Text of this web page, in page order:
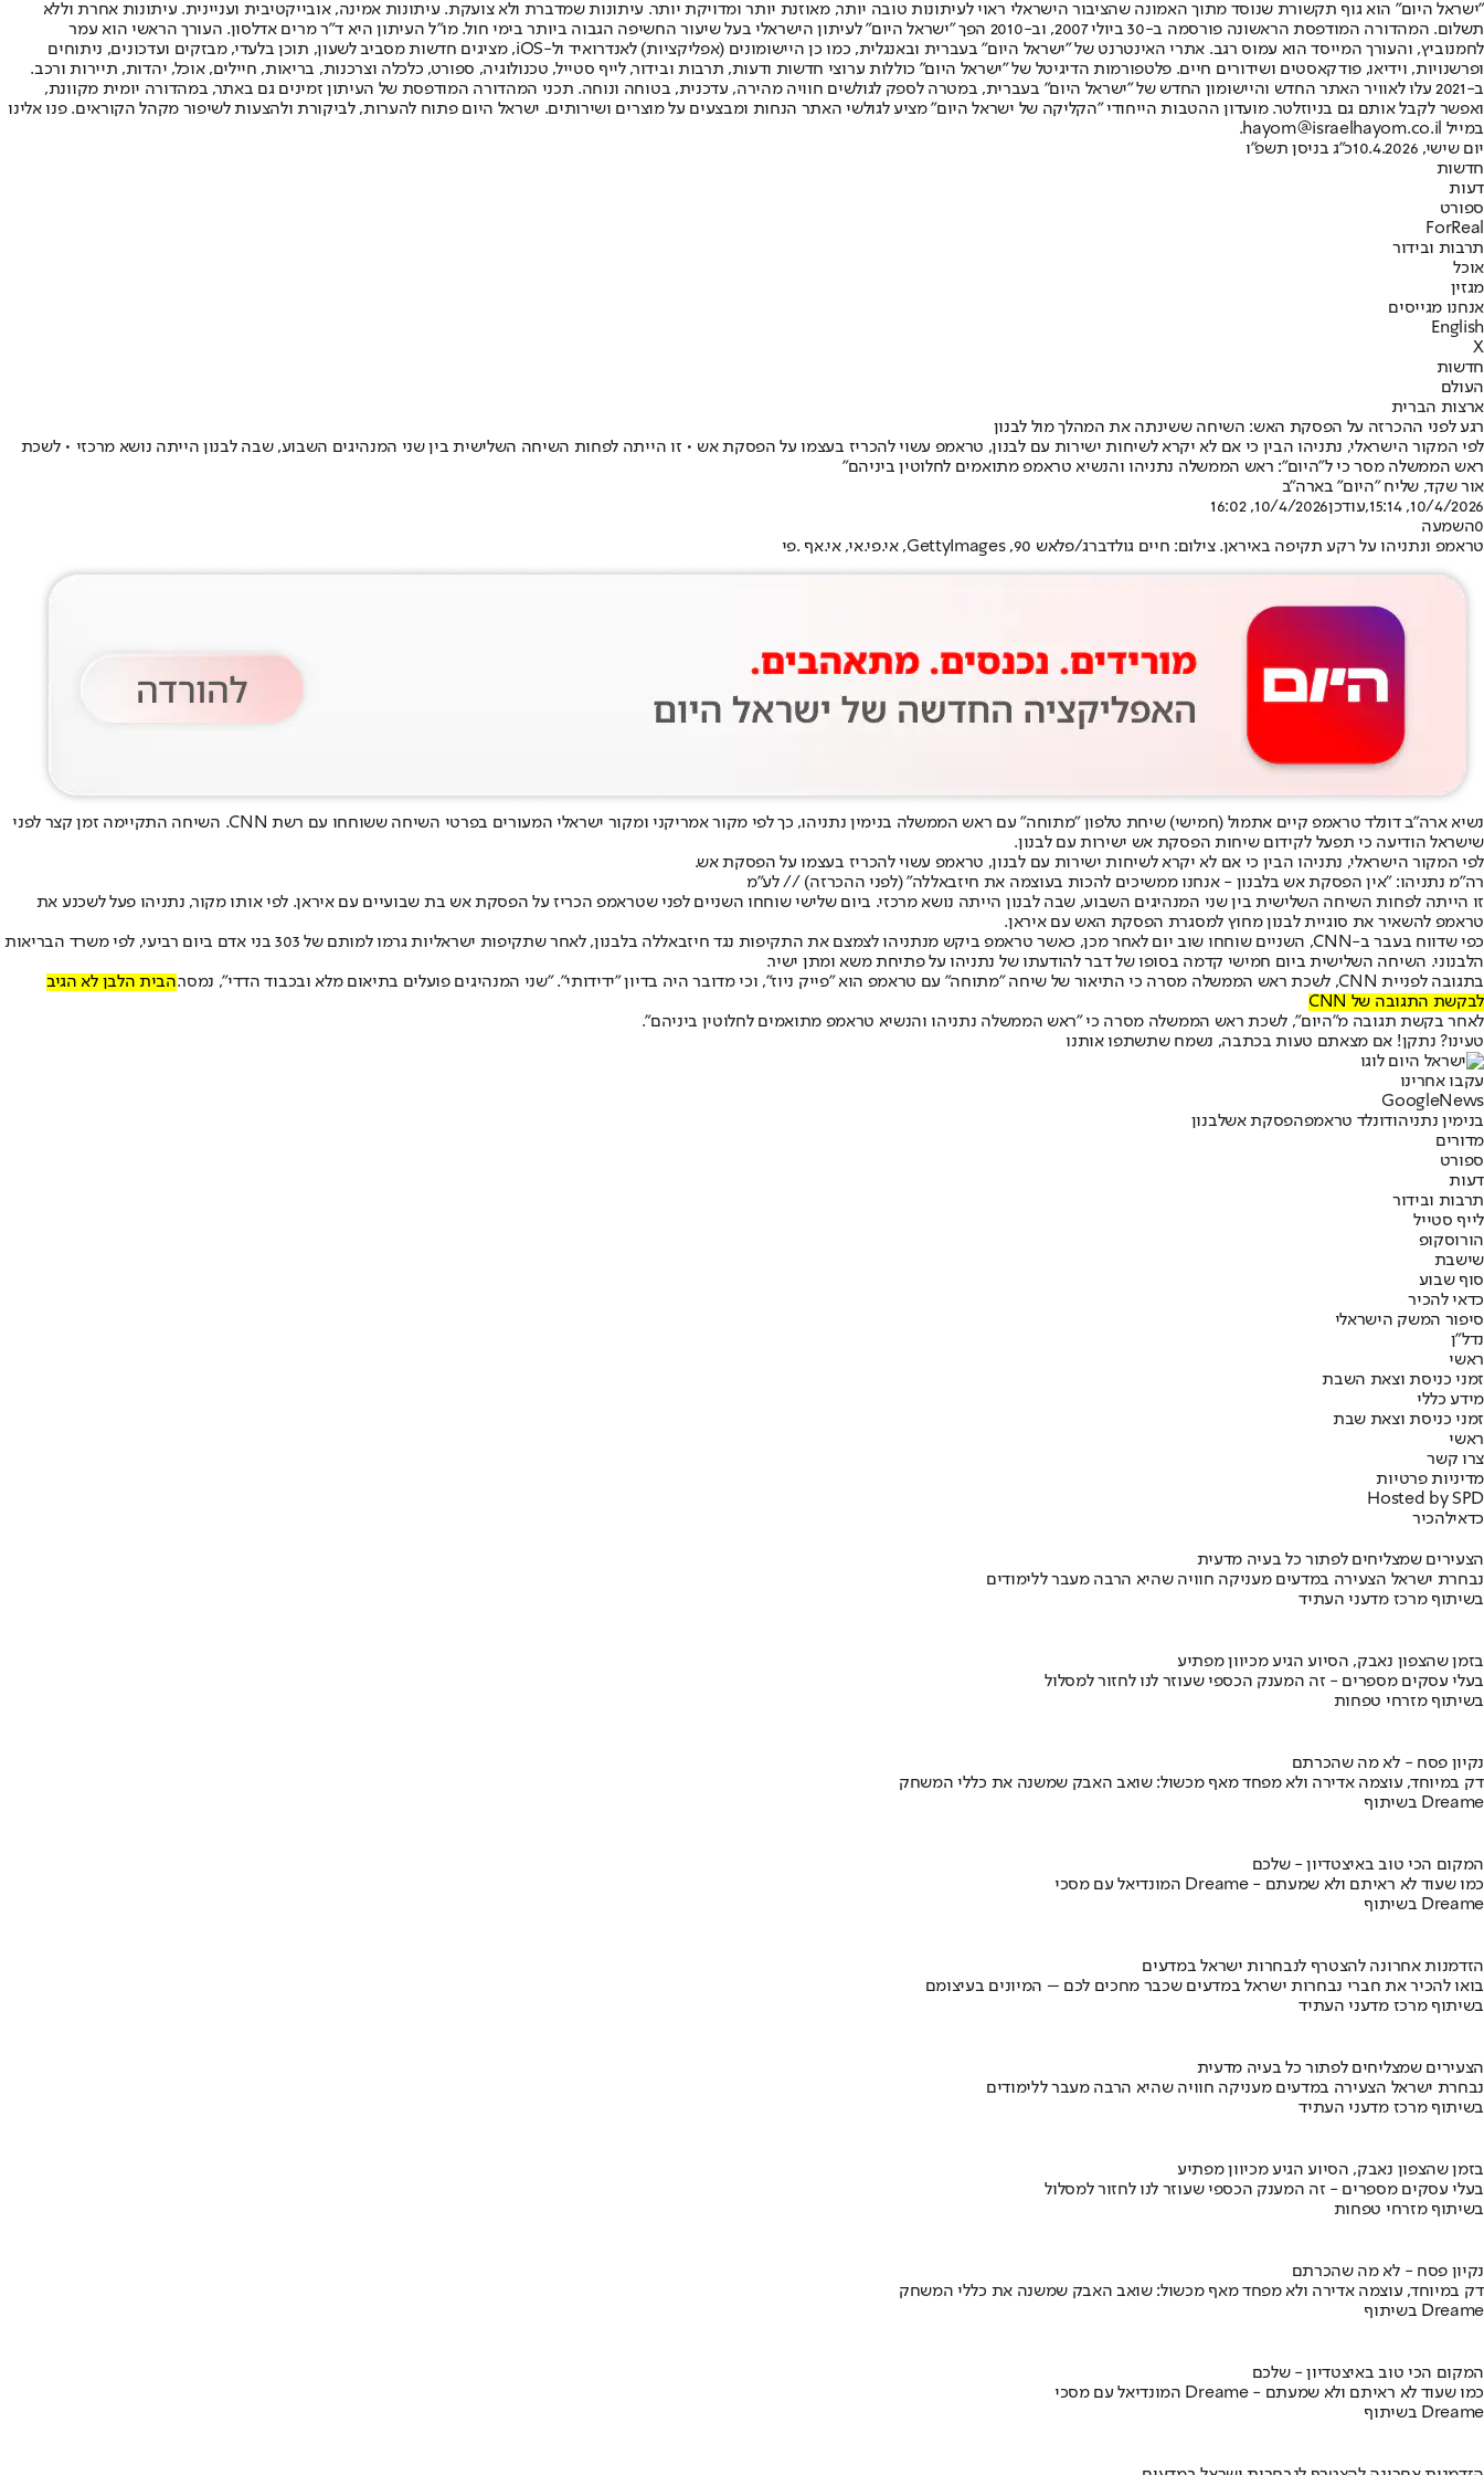
"ישראל היום" הוא גוף תקשורת שנוסד מתוך האמונה שהציבור הישראלי ראוי לעיתונות טובה יותר, מאוזנת יותר ומדויקת יותר. עיתונות שמדברת ולא צועקת. עיתונות אמינה, אובייקטיבית ועניינית. עיתונות אחרת וללא
תשלום. המהדורה המודפסת הראשונה פורסמה ב-30 ביולי 2007, וב-2010 הפך "ישראל היום" לעיתון הישראלי בעל שיעור החשיפה הגבוה ביותר בימי חול. מו"ל העיתון היא ד"ר מרים אדלסון. העורך הראשי הוא עמר
לחמנוביץ, והעורך המייסד הוא עמוס רגב. אתרי האינטרנט של "ישראל היום" בעברית ובאנגלית, כמו כן היישומונים (אפליקציות) לאנדרואיד ול-iOS, מציגים חדשות מסביב לשעון, תוכן בלעדי, מבזקים ועדכונים, ניתוחים
ופרשנויות, וידיאו, פודקאסטים ושידורים חיים. פלטפורמות הדיגיטל של "ישראל היום" כוללות ערוצי חדשות ודעות, תרבות ובידור, לייף סטייל, טכנולוגיה, ספורט, כלכלה וצרכנות, בריאות, חיילים, אוכל, יהדות, תיירות ורכב.
ב-2021 עלו לאוויר האתר החדש והיישומון החדש של "ישראל היום" בעברית, במטרה לספק לגולשים חוויה מהירה, עדכנית, בטוחה ונוחה. תכני המהדורה המודפסת של העיתון זמינים גם באתר, במהדורה יומית מקוונת,
ואפשר לקבל אותם גם בניוזלטר. מועדון ההטבות הייחודי "הקליקה של ישראל היום" מציע לגולשי האתר הנחות ומבצעים על מוצרים ושירותים. ישראל היום פתוח להערות, לביקורת ולהצעות לשיפור מקהל הקוראים. פנו אלינו
במייל hayom@israelhayom.co.il.
יום שישי, 10.4.2026
כ"ג בניסן תשפ"ו
חדשות
דעות
ספורט
ForReal
תרבות ובידור
אוכל
מגזין
אנחנו מגייסים
English
X
חדשות
העולם
ארצות הברית
רגע לפני ההכרזה על הפסקת האש: השיחה ששינתה את המהלך מול לבנון
לפי המקור הישראלי, נתניהו הבין כי אם לא יקרא לשיחות ישירות עם לבנון, טראמפ עשוי להכריז בעצמו על הפסקת אש • זו הייתה לפחות השיחה השלישית בין שני המנהיגים השבוע, שבה לבנון הייתה נושא מרכזי • לשכת
ראש הממשלה מסר כי ל"היום": ראש הממשלה נתניהו והנשיא טראמפ מתואמים לחלוטין ביניהם״
אור שקד, שליח "היום" בארה"ב
10/4/2026, 15:14
,עודכן10/4/2026, 16:02
0השמעה
טראמפ ונתניהו על רקע תקיפה באיראן. צילום: חיים גולדברג/פלאש 90, GettyImages, אי.פי.אי, אי.אף .פי
נשיא ארה”ב דונלד טראמפ קיים אתמול (חמישי) שיחת טלפון "מתוחה" עם ראש הממשלה בנימין נתניהו, כך לפי מקור אמריקני ומקור ישראלי המעורים בפרטי השיחה ששוחחו עם רשת CNN. השיחה התקיימה זמן קצר לפני
שישראל הודיעה כי תפעל לקידום שיחות הפסקת אש ישירות עם לבנון.
לפי המקור הישראלי, נתניהו הבין כי אם לא יקרא לשיחות ישירות עם לבנון, טראמפ עשוי להכריז בעצמו על הפסקת אש.
רה"מ נתניהו: "אין הפסקת אש בלבנון - אנחנו ממשיכים להכות בעוצמה את חיזבאללה" (לפני ההכרזה) // לע"מ
זו הייתה לפחות השיחה השלישית בין שני המנהיגים השבוע, שבה לבנון הייתה נושא מרכזי. ביום שלישי שוחחו השניים לפני שטראמפ הכריז על הפסקת אש בת שבועיים עם איראן. לפי אותו מקור, נתניהו פעל לשכנע את
טראמפ להשאיר את סוגיית לבנון מחוץ למסגרת הפסקת האש עם איראן.
כפי שדווח בעבר ב-CNN, השניים שוחחו שוב יום לאחר מכן, כאשר טראמפ ביקש מנתניהו לצמצם את התקיפות נגד חיזבאללה בלבנון, לאחר שתקיפות ישראליות גרמו למותם של 303 בני אדם ביום רביעי, לפי משרד הבריאות
הלבנוני. השיחה השלישית ביום חמישי קדמה בסופו של דבר להודעתו של נתניהו על פתיחת משא ומתן ישיר.
בתגובה לפניית CNN, לשכת ראש הממשלה מסרה כי התיאור של שיחה "מתוחה" עם טראמפ הוא "פייק ניוז", וכי מדובר היה בדיון "ידידותי". "שני המנהיגים פועלים בתיאום מלא ובכבוד הדדי", נמסר.
הבית הלבן לא הגיב
לבקשת התגובה של CNN
לאחר בקשת תגובה מ״היום״, לשכת ראש הממשלה מסרה כי ״ראש הממשלה נתניהו והנשיא טראמפ מתואמים לחלוטין ביניהם״.
טעינו? נתקן! אם מצאתם טעות בכתבה, נשמח שתשתפו אותנו
עקבו אחרינו
Googl eNews
בנימין נתניהודונלד טראמפהפסקת אשלבנון
מדורים
ספורט
דעות
תרבות ובידור
לייף סטייל
הורוסקופ
שישבת
סוף שבוע
כדאי להכיר
סיפור המשק הישראלי
נדל"ן
ראשי
זמני כניסת וצאת השבת
מידע כללי
זמני כניסת וצאת שבת
ראשי
צרו קשר
מדיניות פרטיות
Hosted by SPD
כדאילהכיר
הצעירים שמצליחים לפתור כל בעיה מדעית
נבחרת ישראל הצעירה במדעים מעניקה חוויה שהיא הרבה מעבר ללימודים
בשיתוף מרכז מדעני העתיד
בזמן שהצפון נאבק, הסיוע הגיע מכיוון מפתיע
בעלי עסקים מספרים - זה המענק הכספי שעוזר לנו לחזור למסלול
בשיתוף מזרחי טפחות
נקיון פסח - לא מה שהכרתם
דק במיוחד, עוצמה אדירה ולא מפחד מאף מכשול: שואב האבק שמשנה את כללי המשחק
בשיתוף Dreame
המקום הכי טוב באיצטדיון - שלכם
המונדיאל עם מסכי Dreame - כמו שעוד לא ראיתם ולא שמעתם
בשיתוף Dreame
הזדמנות אחרונה להצטרף לנבחרות ישראל במדעים
בואו להכיר את חברי נבחרות ישראל במדעים שכבר מחכים לכם – המיונים בעיצומם
בשיתוף מרכז מדעני העתיד
הצעירים שמצליחים לפתור כל בעיה מדעית
נבחרת ישראל הצעירה במדעים מעניקה חוויה שהיא הרבה מעבר ללימודים
בשיתוף מרכז מדעני העתיד
בזמן שהצפון נאבק, הסיוע הגיע מכיוון מפתיע
בעלי עסקים מספרים - זה המענק הכספי שעוזר לנו לחזור למסלול
בשיתוף מזרחי טפחות
נקיון פסח - לא מה שהכרתם
דק במיוחד, עוצמה אדירה ולא מפחד מאף מכשול: שואב האבק שמשנה את כללי המשחק
בשיתוף Dreame
המקום הכי טוב באיצטדיון - שלכם
המונדיאל עם מסכי Dreame - כמו שעוד לא ראיתם ולא שמעתם
בשיתוף Dreame